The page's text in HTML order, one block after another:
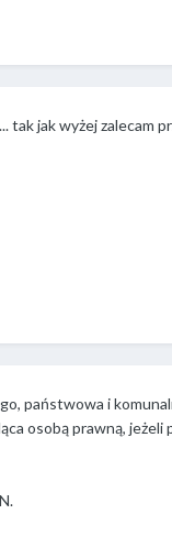
tak jak wyżej zalecam
państwowa i
osobą prawną,